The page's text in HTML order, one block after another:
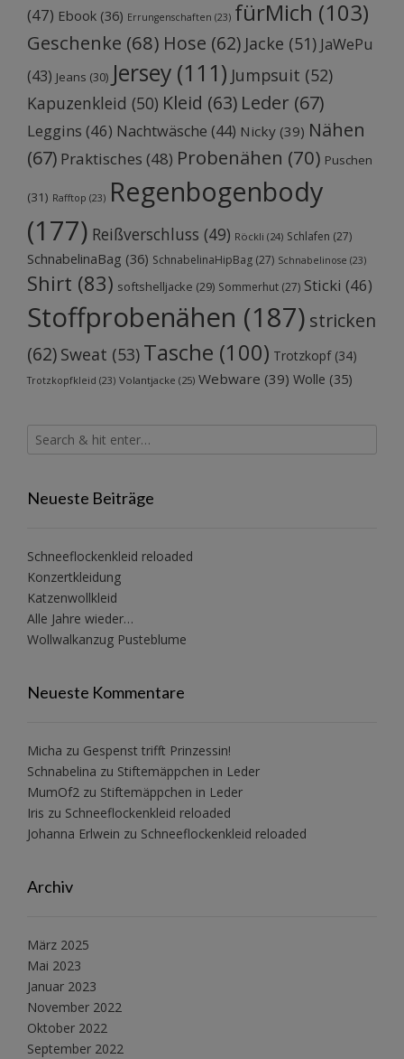
(47) Ebook (36) Errungenschaften (23) fürMich (103)
Geschenke (68) Hose (62) Jacke (51) JaWePu
(43) Jeans (30) Jersey (111) Jumpsuit (52)
Kapuzenkleid (50) Kleid (63) Leder (67)
Leggins (46) Nachtwäsche (44) Nicky (39) Nähen
(67) Praktisches (48) Probenähen (70) Puschen
(31) Rafftop (23) Regenbogenbody
(177) Reißverschluss (49) Röckli (24) Schlafen (27)
SchnabelinaBag (36) SchnabelinaHipBag (27) Schnabelinose (23)
Shirt (83) softshelljacke (29) Sommerhut (27) Sticki (46)
Stoffprobenähen (187) stricken
(62) Sweat (53) Tasche (100) Trotzkopf(34)
Trotzkopfkleid (23) Volantjacke (25) Webware (39) Wolle (35)
Neueste Beiträge
Schneeflockenkleid reloaded
Konzertkleidung
Katzenwollkleid
Alle Jahre wieder…
Wollwalkanzug Pusteblume
Neueste Kommentare
Micha zu Gespenst trifft Prinzessin!
Schnabelina zu Stiftemäppchen in Leder
MumOf2 zu Stiftemäppchen in Leder
Iris zu Schneeflockenkleid reloaded
Johanna Erlwein zu Schneeflockenkleid reloaded
Archiv
März 2025
Mai 2023
Januar 2023
November 2022
Oktober 2022
September 2022